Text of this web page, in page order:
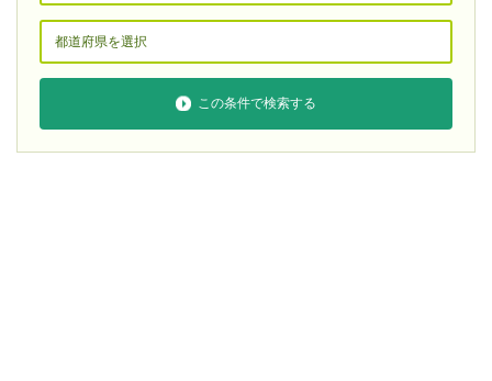
この条件で検索する